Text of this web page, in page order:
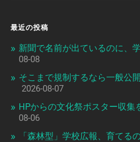
最近の投稿
新聞で名前が出ているのに、
08-08
そこまで規制するなら一般公
2026-08-07
HPからの文化祭ポスター収集
08-06
「森林型」学校広報、育てる